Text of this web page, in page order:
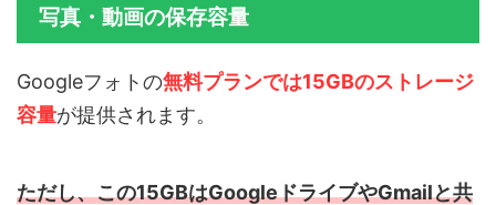
写真・動画の保存容量
Googleフォトの無料プランでは15GBのストレージ
容量が提供されます。
ただし、この15GBはGoogleドライブやGmailと共